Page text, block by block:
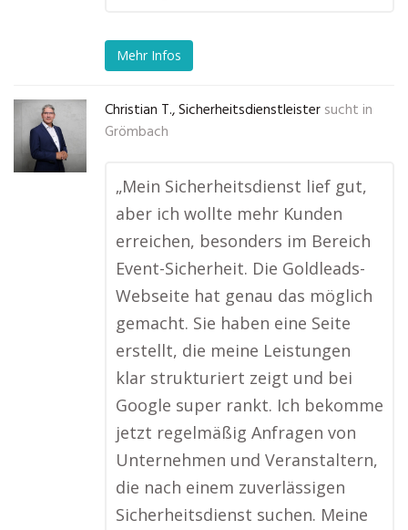
Mehr Infos
Christian T., Sicherheitsdienstleister sucht in
Grömbach
„Mein Sicherheitsdienst lief gut,
aber ich wollte mehr Kunden
erreichen, besonders im Bereich
Event-Sicherheit. Die Goldleads-
Webseite hat genau das möglich
gemacht. Sie haben eine Seite
erstellt, die meine Leistungen
klar strukturiert zeigt und bei
Google super rankt. Ich bekomme
jetzt regelmäßig Anfragen von
Unternehmen und Veranstaltern,
die nach einem zuverlässigen
Sicherheitsdienst suchen. Meine